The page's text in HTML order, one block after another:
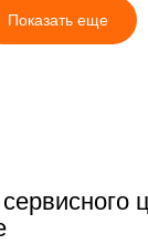
Показать еще